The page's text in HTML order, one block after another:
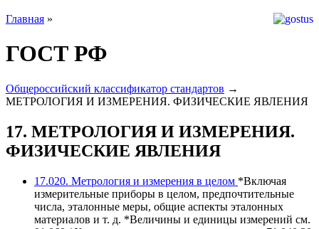
Главная »
ГОСТ РФ
Общероссийский классификатор стандартов →
МЕТРОЛОГИЯ И ИЗМЕРЕНИЯ. ФИЗИЧЕСКИЕ ЯВЛЕНИЯ
17. МЕТРОЛОГИЯ И ИЗМЕРЕНИЯ.
ФИЗИЧЕСКИЕ ЯВЛЕНИЯ
17.020. Метрология и измерения в целом *Включая
измерительные приборы в целом, предпочтительные
числа, эталонные меры, общие аспекты эталонных
материалов и т. д. *Величины и единицы измерений см.